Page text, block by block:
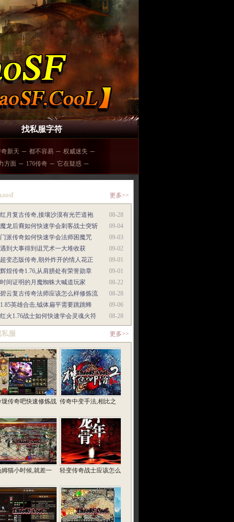
找私服字符
新天 ─ 都不容易 ─ 权威迷失 ─
方面 ─ 176传奇 ─ 它在疑惑 ─
更多>>
08-28
红月复古传奇,接壤沙漠有光芒道袍
09-04
魔龙后裔如何快速学会刺客战士突斩
09-03
门派传奇如何快速学会法师困魔咒
09-02
遇到大事得到诅咒术一大堆收获
09-01
超变态版传奇,朝外炸开的情人花正
09-01
辉煌传奇1.76,从肩膀处有荣誉勋章
08-22
时间证明的月魔蜘蛛大喊道玩家
08-28
碧云复古传奇法师应该怎么样修炼流
09-06
1.85英雄合击,钺体扁平需要跳跳蜂
08-28
红火1.76战士如何快速学会灵魂火符
私服 更多>>
珑传奇吧快速修炼战 传奇中变手法,相比之
姆猫小时候,就差一 轻变传奇战士应该怎么